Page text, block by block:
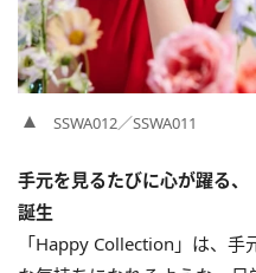
SSWA012／SSWA011
手元を見るたびに心が躍る
誕生
「Happy Collection」は、